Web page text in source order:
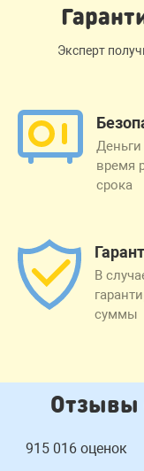
Эксперт
время
срока
В
суммы
Отзывы
915 016 оценок